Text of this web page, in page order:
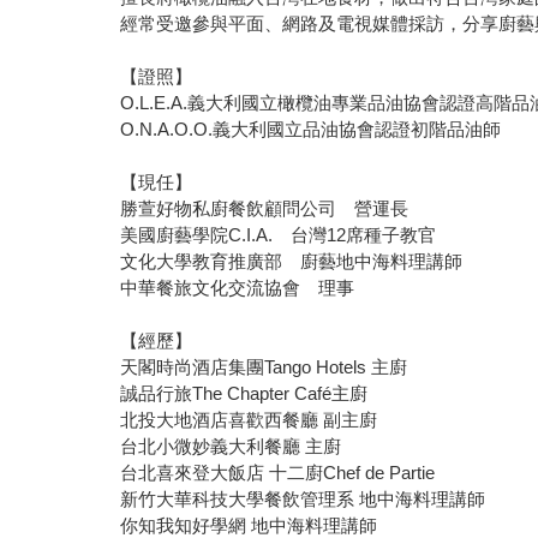
經常受邀參與平面、網路及電視媒體採訪，分享廚藝
【證照】
O.L.E.A.義大利國立橄欖油專業品油協會認證高階品
O.N.A.O.O.義大利國立品油協會認證初階品油師
【現任】
勝萱好物私廚餐飲顧問公司 營運長
美國廚藝學院C.I.A. 台灣12席種子教官
文化大學教育推廣部 廚藝地中海料理講師
中華餐旅文化交流協會 理事
【經歷】
天閣時尚酒店集團Tango Hotels 主廚
誠品行旅The Chapter Café主廚
北投大地酒店喜歡西餐廳 副主廚
台北小微妙義大利餐廳 主廚
台北喜來登大飯店 十二廚Chef de Partie
新竹大華科技大學餐飲管理系 地中海料理講師
你知我知好學網 地中海料理講師